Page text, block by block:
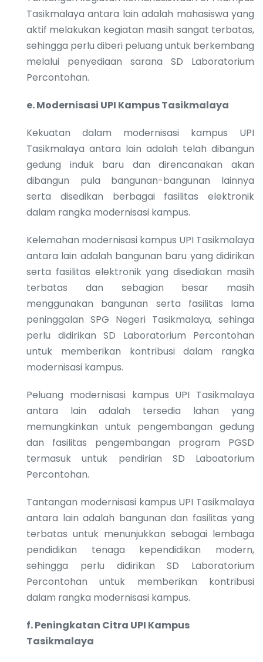
Tasikmalaya antara lain adalah mahasiswa yang
aktif melakukan kegiatan masih sangat terbatas,
sehingga perlu diberi peluang untuk berkembang
melalui penyediaan sarana SD Laboratorium
Percontohan.
e.Modernisasi UPI Kampus Tasikmalaya
Kekuatan dalam modernisasi kampus UPI
Tasikmalaya antara lain adalah telah dibangun
gedung induk baru dan direncanakan akan
dibangun pula bangunan-bangunan lainnya
serta disedikan berbagai fasilitas elektronik
dalam rangka modernisasi kampus.
Kelemahan modernisasi kampus UPI Tasikmalaya
antara lain adalah bangunan baru yang didirikan
serta fasilitas elektronik yang disediakan masih
terbatas dan sebagian besar masih
menggunakan bangunan serta fasilitas lama
peninggalan SPG Negeri Tasikmalaya, sehinga
perlu didirikan SD Laboratorium Percontohan
untuk memberikan kontribusi dalam rangka
modernisasi kampus.
Peluang modernisasi kampus UPI Tasikmalaya
antara lain adalah tersedia lahan yang
memungkinkan untuk pengembangan gedung
dan fasilitas pengembangan program PGSD
termasuk untuk pendirian SD Laboatorium
Percontohan.
Tantangan modernisasi kampus UPI Tasikmalaya
antara lain adalah bangunan dan fasilitas yang
terbatas untuk menunjukkan sebagai lembaga
pendidikan tenaga kependidikan modern,
sehingga perlu didirikan SD Laboratorium
Percontohan untuk memberikan kontribusi
dalam rangka modernisasi kampus.
f.Peningkatan Citra UPI Kampus
Tasikmalaya